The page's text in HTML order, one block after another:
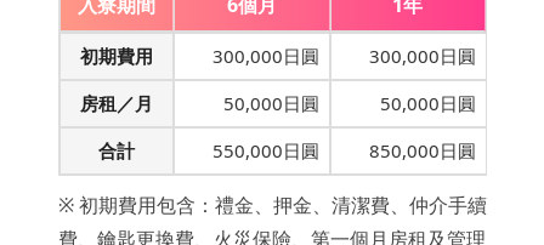
初期費用 300,000日圓
300,000日圓
房租／月
50,000日圓
50,000日圓
合計
550,000日圓 850,000日圓
※ 初期費用包含：禮金、押金、清潔費、仲介手續
費、鑰匙更換費、火災保險、第一個月房租及管理